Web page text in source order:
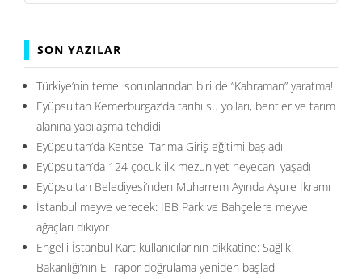
SON YAZILAR
Türkiye’nin temel sorunlarından biri de ”Kahraman” yaratma!
Eyüpsultan Kemerburgaz’da tarihi su yolları, bentler ve tarım
alanına yapılaşma tehdidi
Eyüpsultan’da Kentsel Tarıma Giriş eğitimi başladı
Eyüpsultan’da 124 çocuk ilk mezuniyet heyecanı yaşadı
Eyüpsultan Belediyesi’nden Muharrem Ayında Aşure İkramı
İstanbul meyve verecek: İBB Park ve Bahçelere meyve
ağaçları dikiyor
Engelli İstanbul Kart kullanıcılarının dikkatine: Sağlık
Bakanlığı’nın E- rapor doğrulama yeniden başladı